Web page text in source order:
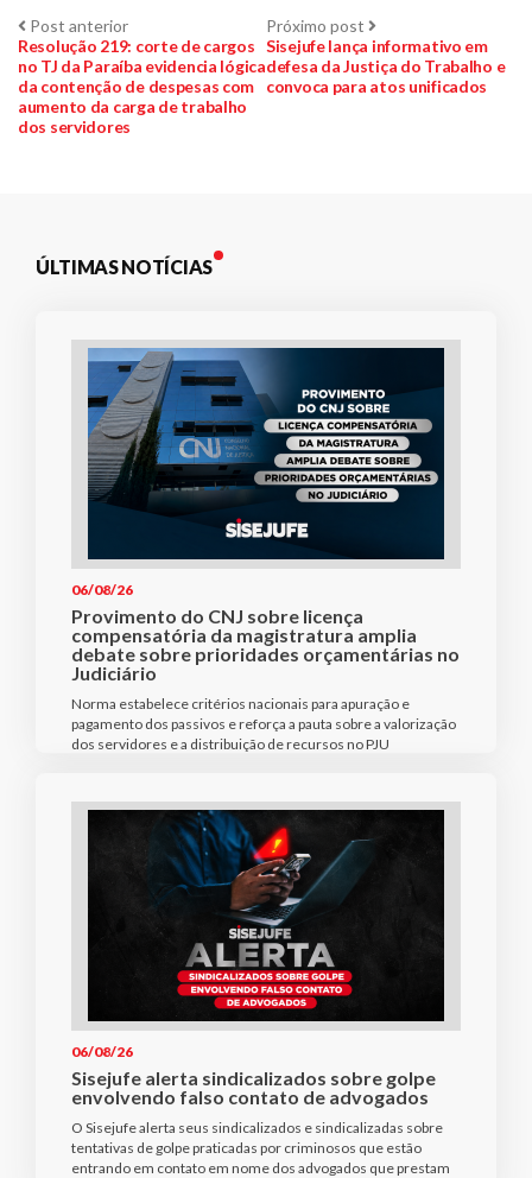
Navegação
de
Post
Post anteriorPost
anterior:
Resolução 219: corte de cargos
no TJ da Paraíba evidencia lógica
da contenção de despesas com
aumento da carga de trabalho
dos servidores
Próximo post Próximo
post:
Sisejufe lança informativo em
defesa da Justiça do Trabalho e
convoca para atos unificados
ÚLTIMAS NOTÍCIAS
06/08/26
Provimento do CNJ sobre licença
compensatória da magistratura amplia
debate sobre prioridades orçamentárias no
Judiciário
Norma estabelece critérios nacionais para apuração e
pagamento dos passivos e reforça a pauta sobre a valorização
dos servidores e a distribuição de recursos no PJU
06/08/26
Sisejufe alerta sindicalizados sobre golpe
envolvendo falso contato de advogados
O Sisejufe alerta seus sindicalizados e sindicalizadas sobre
tentativas de golpe praticadas por criminosos que estão
entrando em contato em nome dos advogados que prestam